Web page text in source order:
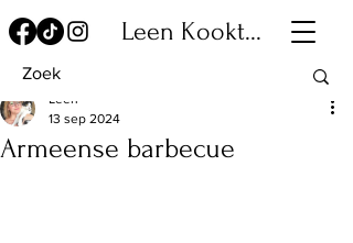
Leen Kookt...
Armeense barbecue
Leen
13 sep 2024